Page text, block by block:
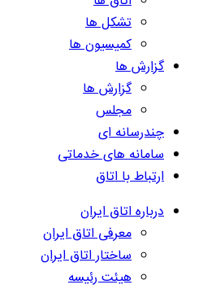
تشکل ها
کمیسیون ها
گزارش ها
گزارش ها
مجلس
چندرسانه ای
سامانه های خدماتی
ارتباط با اتاق
درباره اتاق ایران
معرفی اتاق ایران
ساختار اتاق ایران
هیئت رئیسه